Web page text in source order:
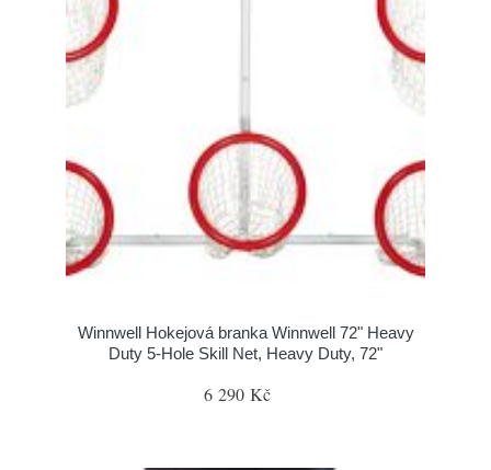
Winnwell Hokejová branka Winnwell 72" Heavy
Duty 5-Hole Skill Net, Heavy Duty, 72"
6 290 Kč